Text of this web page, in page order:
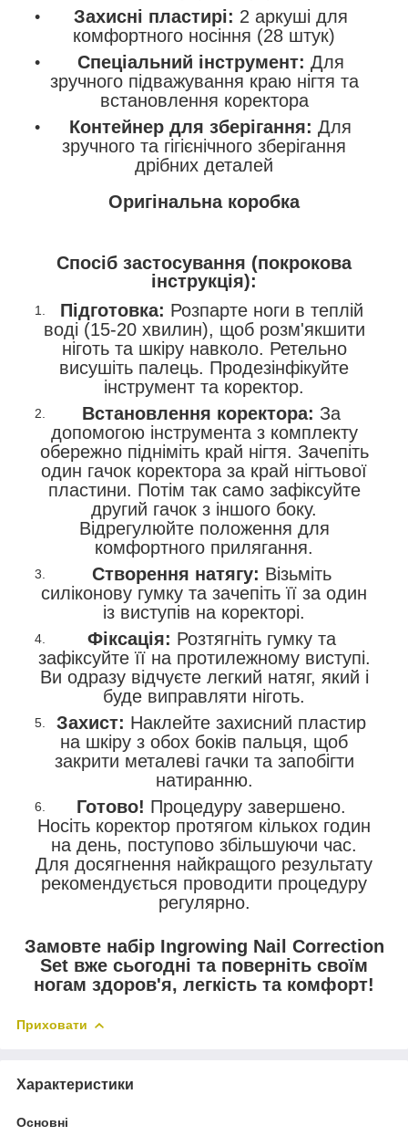
Захисні пластирі: 2 аркуші для
комфортного носіння (28 штук)
Спеціальний інструмент: Для
зручного підважування краю нігтя та
встановлення коректора
Контейнер для зберігання: Для
зручного та гігієнічного зберігання
дрібних деталей
Оригінальна коробка
Спосіб застосування (покрокова
інструкція):
Підготовка: Розпарте ноги в теплій
воді (15-20 хвилин), щоб розм'якшити
ніготь та шкіру навколо. Ретельно
висушіть палець. Продезінфікуйте
інструмент та коректор.
Встановлення коректора: За
допомогою інструмента з комплекту
обережно підніміть край нігтя. Зачепіть
один гачок коректора за край нігтьової
пластини. Потім так само зафіксуйте
другий гачок з іншого боку.
Відрегулюйте положення для
комфортного прилягання.
Створення натягу: Візьміть
силіконову гумку та зачепіть її за один
із виступів на коректорі.
Фіксація: Розтягніть гумку та
зафіксуйте її на протилежному виступі.
Ви одразу відчуєте легкий натяг, який і
буде виправляти ніготь.
Захист: Наклейте захисний пластир
на шкіру з обох боків пальця, щоб
закрити металеві гачки та запобігти
натиранню.
Готово! Процедуру завершено.
Носіть коректор протягом кількох годин
на день, поступово збільшуючи час.
Для досягнення найкращого результату
рекомендується проводити процедуру
регулярно.
Замовте набір Ingrowing Nail Correction
Set вже сьогодні та поверніть своїм
ногам здоров'я, легкість та комфорт!
Приховати
Характеристики
Основні